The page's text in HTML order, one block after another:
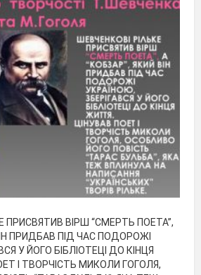
ПРИСВЯТИВ ВІРШ “СМЕРТЬ ПОЕТА”,
ПРИДБАВ ПІД ЧАС ПОДОРОЖІ
У ЙОГО БІБЛІОТЕЦІ ДО КІНЦЯ
І ТВОРЧІСТЬ МИКОЛИ ГОГОЛЯ,